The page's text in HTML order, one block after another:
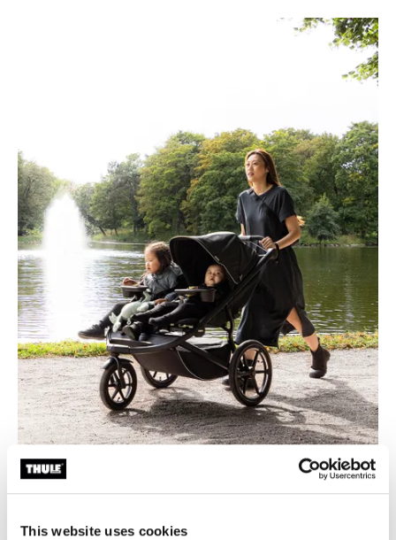
This website uses cookies
Joka päivä maasto
Kääntyvä etupyörä, yhdistettynä suuriin takapyöriin,